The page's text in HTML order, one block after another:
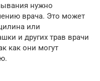
нужно
врача. Это может
или
и других трав врачи
как они могут